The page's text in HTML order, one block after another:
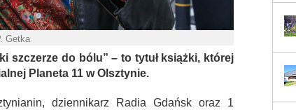
Getka
szczerze do bólu” – to tytuł książki, której
Planeta 11 w Olsztynie.
dziennikarz Radia Gdańsk oraz 1